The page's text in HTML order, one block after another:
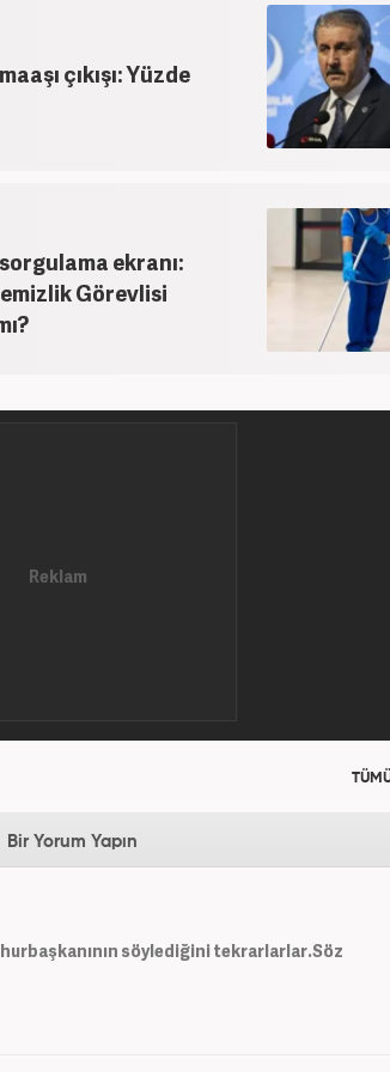
olarak devam etmektedir. Evli ve 2 çocuk
annesidir.
çıkışı: Yüzde
ekranı:
Görevlisi
Bir Yorum Yapın
söylediğini tekrarlarlar.Söz